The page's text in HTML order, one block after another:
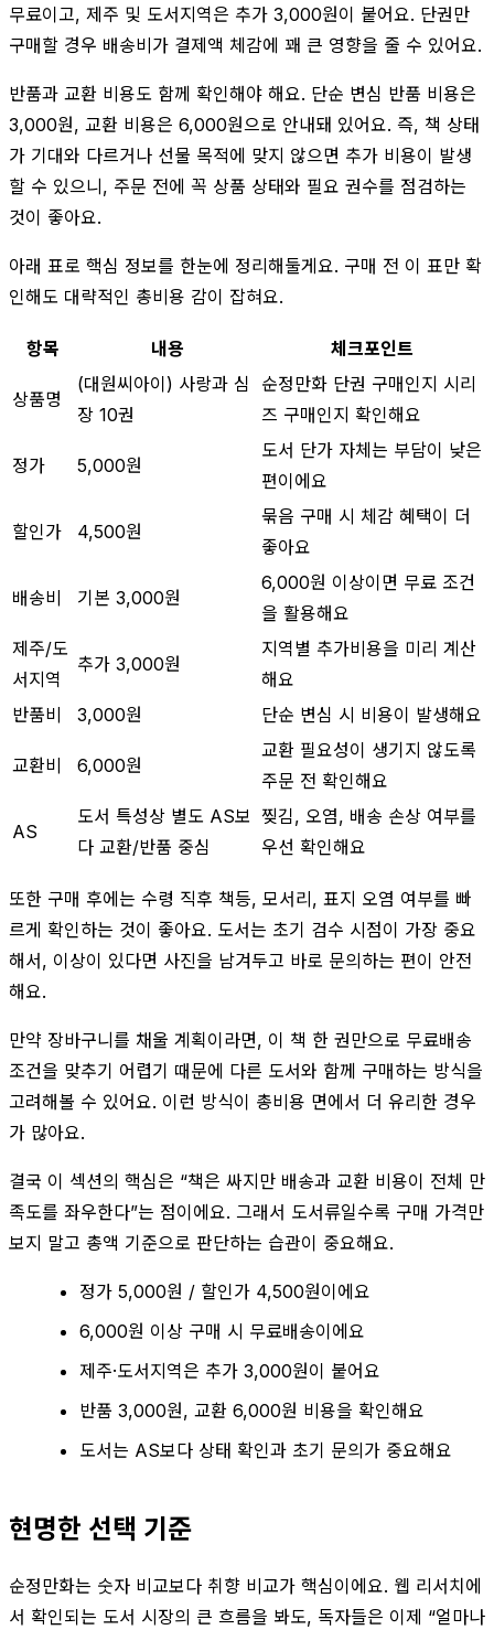
무료이고, 제주 및 도서지역은 추가 3,000원이 붙어요. 단권만
구매할 경우 배송비가 결제액 체감에 꽤 큰 영향을 줄 수 있어요.
반품과 교환 비용도 함께 확인해야 해요. 단순 변심 반품 비용은
3,000원, 교환 비용은 6,000원으로 안내돼 있어요. 즉, 책 상태
가 기대와 다르거나 선물 목적에 맞지 않으면 추가 비용이 발생
할 수 있으니, 주문 전에 꼭 상품 상태와 필요 권수를 점검하는
것이 좋아요.
아래 표로 핵심 정보를 한눈에 정리해둘게요. 구매 전 이 표만 확
인해도 대략적인 총비용 감이 잡혀요.
항목 내용 체크포인트
상품명
(대원씨아이) 사랑과 심
장 10권
순정만화 단권 구매인지 시리
즈 구매인지 확인해요
정가 5,000원
도서 단가 자체는 부담이 낮은
편이에요
할인가 4,500원
묶음 구매 시 체감 혜택이 더
좋아요
배송비 기본 3,000원
6,000원 이상이면 무료 조건
을 활용해요
제주/도
서지역
추가 3,000원
지역별 추가비용을 미리 계산
해요
반품비
3,000원 단순 변심 시 비용이 발생해요
교환비 6,000원
교환 필요성이 생기지 않도록
주문 전 확인해요
AS
도서 특성상 별도 AS보
다 교환/반품 중심
찢김, 오염, 배송 손상 여부를
우선 확인해요
또한 구매 후에는 수령 직후 책등, 모서리, 표지 오염 여부를 빠
르게 확인하는 것이 좋아요. 도서는 초기 검수 시점이 가장 중요
해서, 이상이 있다면 사진을 남겨두고 바로 문의하는 편이 안전
해요.
만약 장바구니를 채울 계획이라면, 이 책 한 권만으로 무료배송
조건을 맞추기 어렵기 때문에 다른 도서와 함께 구매하는 방식을
고려해볼 수 있어요. 이런 방식이 총비용 면에서 더 유리한 경우
가 많아요.
결국 이 섹션의 핵심은 “책은 싸지만 배송과 교환 비용이 전체 만
족도를 좌우한다”는 점이에요. 그래서 도서류일수록 구매 가격만
보지 말고 총액 기준으로 판단하는 습관이 중요해요.
정가 5,000원 / 할인가 4,500원이에요
6,000원 이상 구매 시 무료배송이에요
제주·도서지역은 추가 3,000원이 붙어요
반품 3,000원, 교환 6,000원 비용을 확인해요
도서는 AS보다 상태 확인과 초기 문의가 중요해요
현명한 선택 기준
순정만화는 숫자 비교보다 취향 비교가 핵심이에요. 웹 리서치에
서 확인되는 도서 시장의 큰 흐름을 봐도, 독자들은 이제 “얼마나